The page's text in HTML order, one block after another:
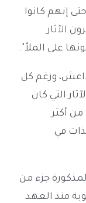
إنهم كانوا
الآثار
على الملأ".
ورغم كل
التي كان
من أكثر
في
جزء من
منذ العهد